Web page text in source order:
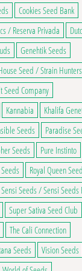
la page du produit
options peuvent
Cookies Seed Bank
/ Reserva Privada
Genehtik Seeds
Seed / Strain Hunters
Seed Company
Kannabia
Khalifa
Seeds
Paradise
Seeds
Pure Instinto
Royal Queen
Sensi Seeds / Sensi Seeds
Super Sativa Seed Club
The Cali Connection
Seeds
Vision Seeds